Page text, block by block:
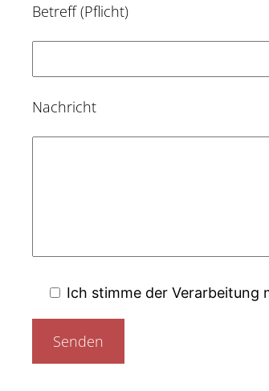
Betreff (Pflicht)
Nachricht
Ich stimme der Verarbeitung